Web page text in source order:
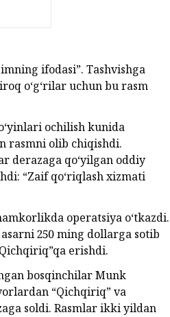
ifodasi”. Tashvishga
o‘g‘rilar uchun bu rasm
ochilish kunida
rasmni olib chiqishdi.
derazaga qo‘yilgan oddiy
“Zaif qo‘riqlash xizmati
operatsiya o‘tkazdi.
250 ming dollarga sotib
erishdi.
bosqinchilar Munk
“Qichqiriq” va
soldi. Rasmlar ikki yildan